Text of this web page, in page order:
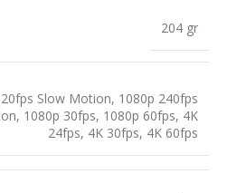
204 gr
Slow Motion, 1080p 240fps
, 1080p 30fps, 1080p 60fps, 4K
24fps, 4K 30fps, 4K 60fps